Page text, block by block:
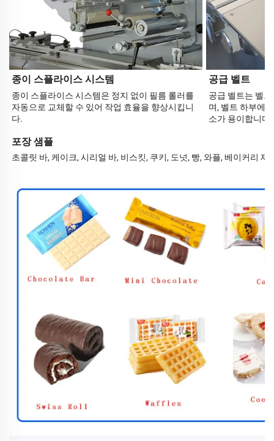
종이 스플라이스 시스템 공급 벨트
종이 스플라이스 시스템은 정지 없이 필름 롤러를
자동으로 교체할 수 있어 작업 효율을 향상시킵니
다.
공급 벨트는 벨
며, 벨트 하부에
소가 용이합니다.
포장 샘플
초콜릿 바, 케이크, 시리얼 바, 비스킷, 쿠키, 도넛, 빵, 와플, 베이커리